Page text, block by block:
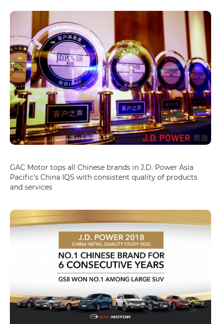
GAC Motor tops all Chinese brands in J.D. Power Asia
Pacific’s China IQS with consistent quality of products
and services